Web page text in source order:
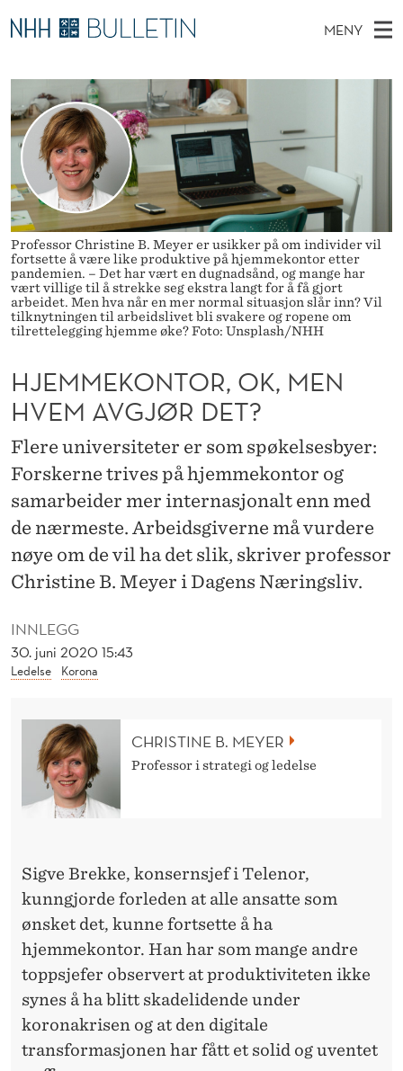
H
J
E
M
M
E
K
O
N
T
R
O
K
M
E
H
V
MENY
O
V
E
D
M
E
N
Y
Ø
N
E
T
T
E
D
E
T
Stipendiater og nye forskerprofiler
Disputaser
Ekspertutvalg
Om Bulletin
Professor Christine B. Meyer er usikker på om individer vil
fortsette å være like produktive på hjemmekontor etter
pandemien. – Det har vært en dugnadsånd, og mange har
vært villige til å strekke seg ekstra langt for å få gjort
arbeidet. Men hva når en mer normal situasjon slår inn? Vil
tilknytningen til arbeidslivet bli svakere og ropene om
tilrettelegging hjemme øke? Foto: Unsplash/NHH
INNLEGG
30. juni 2020 15:43
Ledelse Korona
HJEMMEKONTOR, OK, MEN
HVEM AVGJØR DET?
Flere universiteter er som spøkelsesbyer:
Forskerne trives på hjemmekontor og
samarbeider mer internasjonalt enn med
de nærmeste. Arbeidsgiverne må vurdere
nøye om de vil ha det slik, skriver professor
Christine B. Meyer i Dagens Næringsliv.
CHRISTINE B. MEYER
Professor i strategi og ledelse
Sigve Brekke, konsernsjef i Telenor,
kunngjorde forleden at alle ansatte som
ønsket det, kunne fortsette å ha
hjemmekontor. Han har som mange andre
toppsjefer observert at produktiviteten ikke
synes å ha blitt skadelidende under
koronakrisen og at den digitale
transformasjonen har fått et solid og uventet